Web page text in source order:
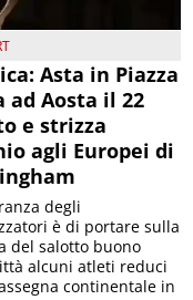
Asta in Piazza
ad Aosta il 22
e strizza
agli Europei di
degli
è di portare sulla
del salotto buono
alcuni atleti reduci
continentale in